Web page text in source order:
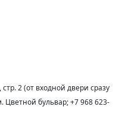
2 (от входной двери сразу
бульвар; +7 968 623-